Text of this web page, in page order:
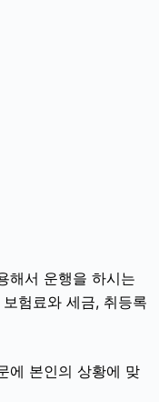
해서 운행을 하시는
험료와 세금, 취등록
에 본인의 상황에 맞